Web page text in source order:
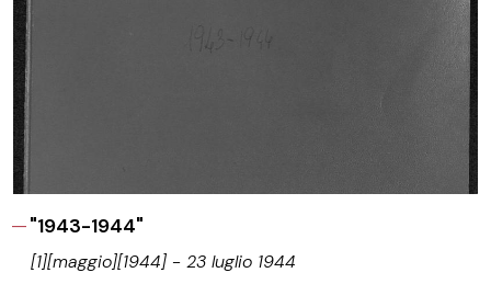
"1943-1944"
[1][maggio][1944] - 23 luglio 1944